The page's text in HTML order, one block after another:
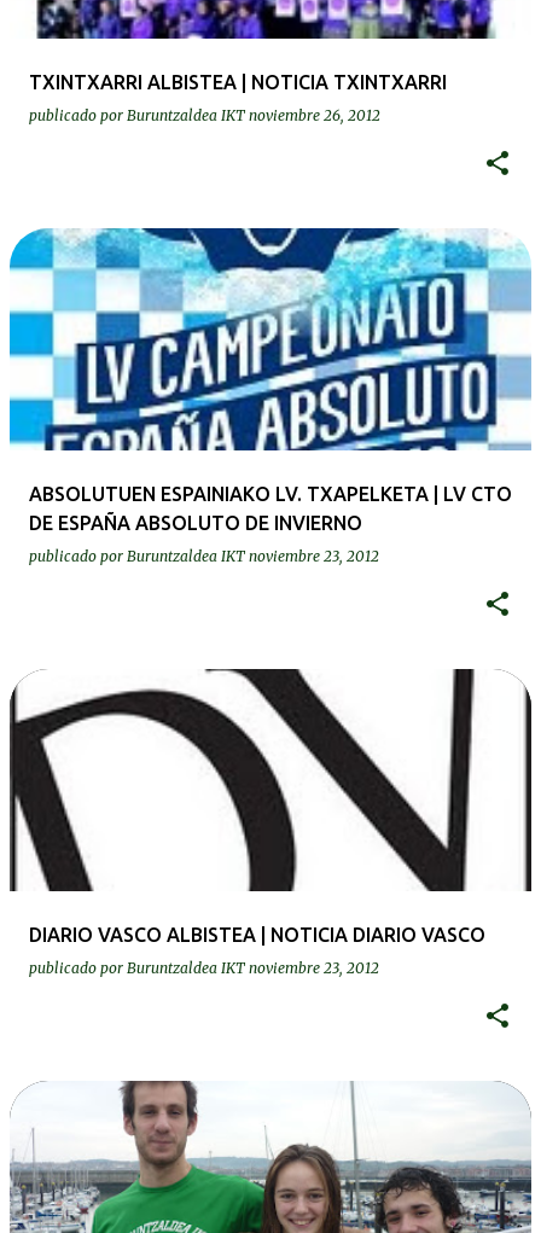
TXINTXARRI ALBISTEA | NOTICIA TXINTXARRI
publicado por Buruntzaldea IKT noviembre 26, 2012
ABSOLUTUEN ESPAINIAKO LV. TXAPELKETA | LV CTO
DE ESPAÑA ABSOLUTO DE INVIERNO
publicado por Buruntzaldea IKT noviembre 23, 2012
DIARIO VASCO ALBISTEA | NOTICIA DIARIO VASCO
publicado por Buruntzaldea IKT noviembre 23, 2012